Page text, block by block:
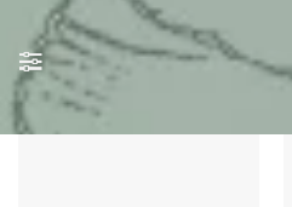
Bucal
BUSCAR Y
FILTRAR
PRODUCTOS